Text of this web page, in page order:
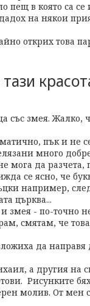
пещ в която са
на някои
открих това
със змея. Жалко,
пък и не
много
мога да
се ясно, че
например,
църква...
змея - по-точно
смятам, че
да
а другия на
Рисунките
молив. От мен